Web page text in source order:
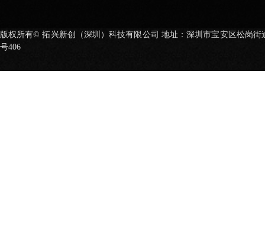
版权所有© 拓兴新创（深圳）科技有限公司 地址：深圳市宝安区松岗街
号406